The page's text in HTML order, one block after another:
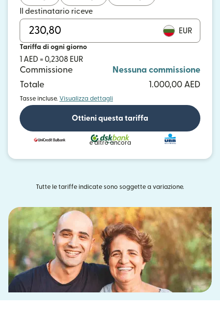
Il destinatario riceve
EUR
Tariffa di ogni giorno
1 AED = 0,2308 EUR
Commissione
Nessuna commissione
Totale
1.000,00 AED
Tasse incluse. Visualizza dettagli
Ottieni questa tariffa
e altro ancora
Tutte le tariffe indicate sono soggette a variazione.